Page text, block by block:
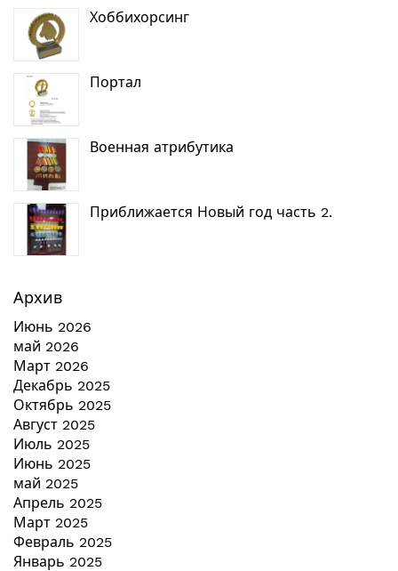
Хоббихорсинг
Портал
Военная атрибутика
Приближается Новый год часть 2.
Архив
Июнь 2026
май 2026
Март 2026
Декабрь 2025
Октябрь 2025
Август 2025
Июль 2025
Июнь 2025
май 2025
Апрель 2025
Март 2025
Февраль 2025
Январь 2025